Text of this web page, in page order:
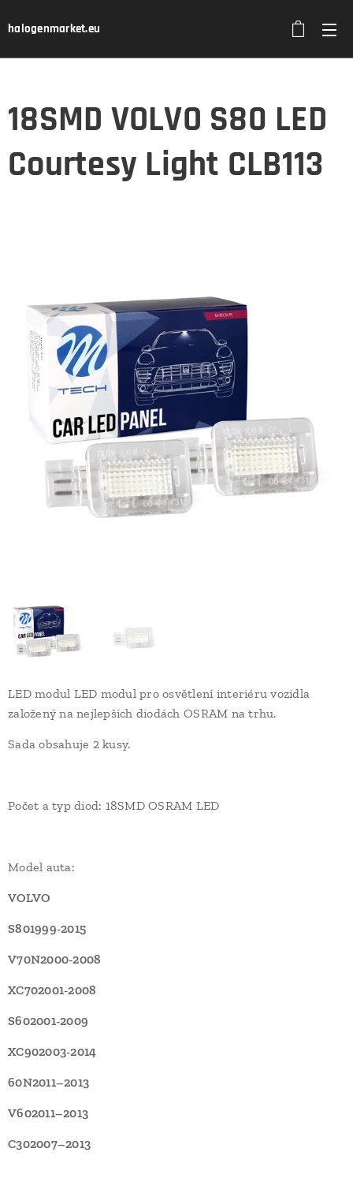
halogenmarket.eu
18SMD VOLVO S80 LED
Courtesy Light CLB113
LED modul LED modul pro osvětlení interiéru vozidla
založený na nejlepších diodách OSRAM na trhu.
Sada obsahuje 2 kusy.
Počet a typ diod: 18SMD OSRAM LED
Model auta:
VOLVO
S801999-2015
V70N2000-2008
XC702001-2008
S602001-2009
XC902003-2014
60N2011–2013
V602011–2013
C302007–2013